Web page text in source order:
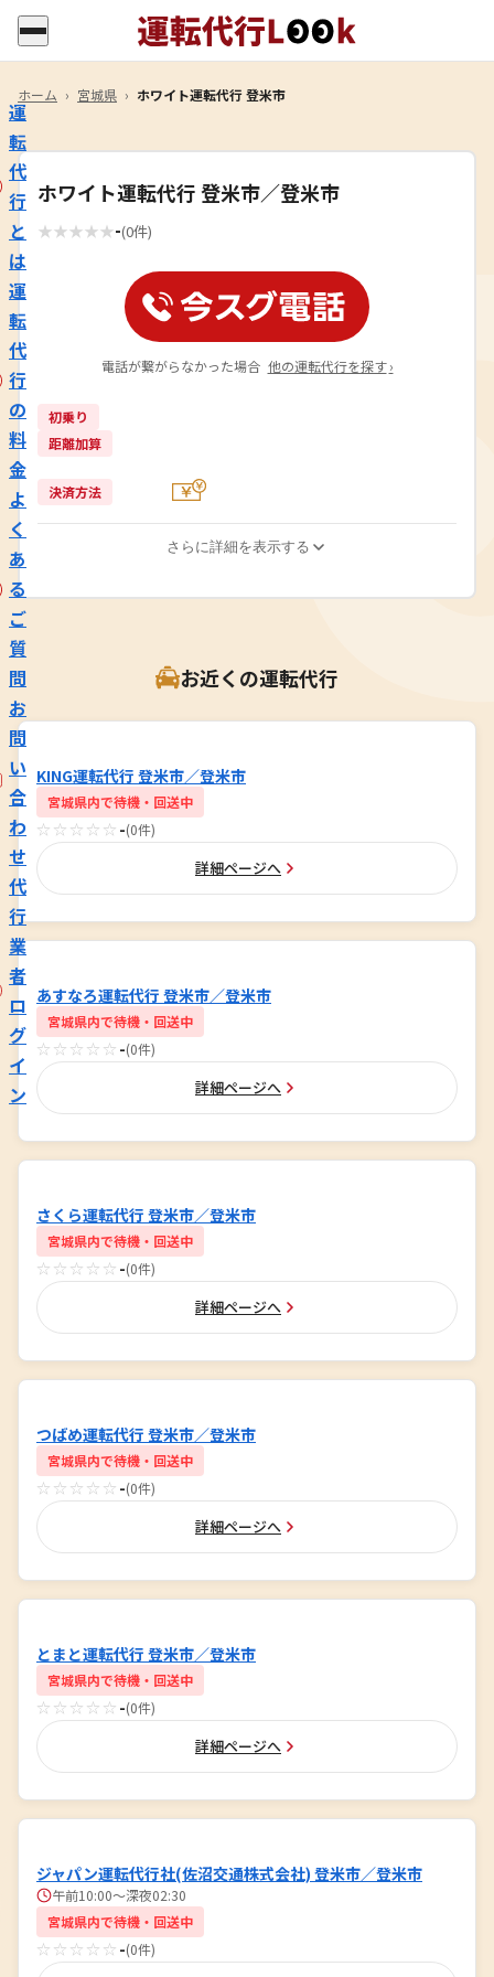
運
転
代
行
と
は
運
転
代
行
の
料
金
よ
く
あ
る
ご
質
問
お
問
い
合
わ
せ
代
行
業
者
ロ
グ
イ
ン
ホーム › 宮城県 › ホワイト運転代行 登米市
ホワイト運転代行 登米市／登米市
★★★★★-(0件)
電話が繋がらなかった場合 他の運転代行を探す ›
初乗り
距離加算
決済方法
さらに詳細を表示する
お近くの運転代行
KING運転代行 登米市／登米市
宮城県内で待機・回送中
☆☆☆☆☆ -(0件)
詳細ページへ
あすなろ運転代行 登米市／登米市
宮城県内で待機・回送中
☆☆☆☆☆ -(0件)
詳細ページへ
さくら運転代行 登米市／登米市
宮城県内で待機・回送中
☆☆☆☆☆ -(0件)
詳細ページへ
つばめ運転代行 登米市／登米市
宮城県内で待機・回送中
☆☆☆☆☆ -(0件)
詳細ページへ
とまと運転代行 登米市／登米市
宮城県内で待機・回送中
☆☆☆☆☆ -(0件)
詳細ページへ
ジャパン運転代行社(佐沼交通株式会社) 登米市／登米市
午前10:00～深夜02:30
宮城県内で待機・回送中
☆☆☆☆☆ -(0件)